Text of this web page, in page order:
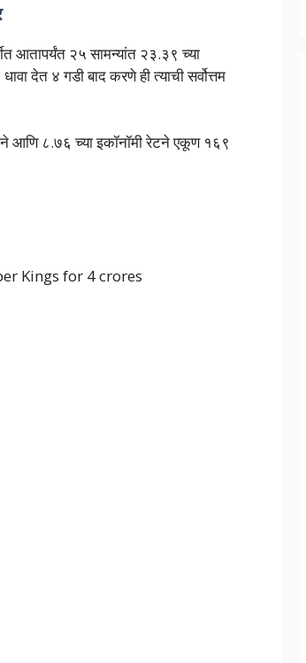
आतापर्यंत २५ सामन्यांत २३.३९ च्या
देत ४ गडी बाद करणे ही त्याची सर्वोत्तम
आणि ८.७६ च्या इकॉनॉमी रेटने एकूण १६९
Kings for 4 crores